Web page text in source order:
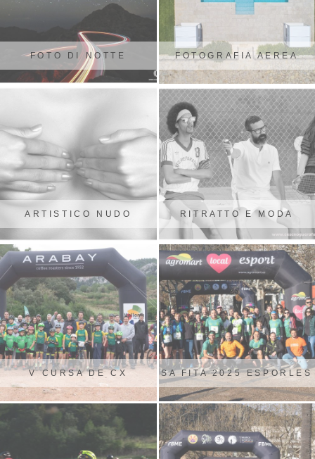
FOTO DI NOTTE FOTOGRAFIA AEREA
ARTISTICO NUDO RITRATTO E MODA
V CURSA DE CX
ERMASSETS ESPORLES
2024
SA FITA 2025 ESPORLES